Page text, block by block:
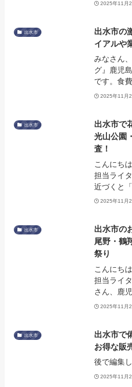
2025年11月
出水市
出水市の
イアルや
みなさん
グ』鹿児
です。食
2025年11月
出水市
出水市で
光山公園
査！
こんにち
担当ライ
近づくと
2025年11月
出水市
出水市の
尾野・鶴
祭り
こんにち
担当ライ
さん、鹿
2025年11月
出水市
出水市で
お得な販
後で編集
2025年11月